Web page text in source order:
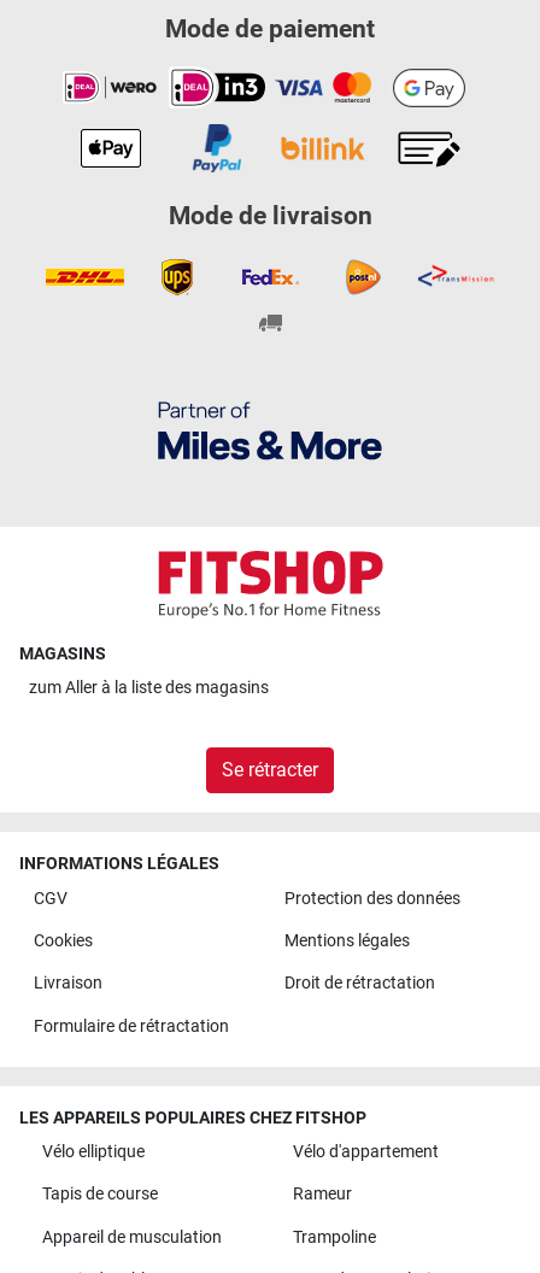
Mode de paiement
Mode de livraison
MAGASINS
zumAller à la liste des magasins
Se rétracter
INFORMATIONS LÉGALES
CGV
Protection des données
Cookies Mentions légales
Livraison Droit de rétractation
Formulaire de rétractation
LES APPAREILS POPULAIRES CHEZ FITSHOP
Vélo elliptique
Vélo d'appartement
Tapis de course Rameur
Appareil de musculation Trampoline